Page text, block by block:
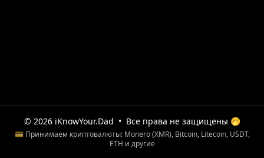
© 2026 iKnowYour.Dad • Все права не защищены 🤭
💳 Принимаем криптовалюты: Monero (XMR), Bitcoin, Litecoin, USDT,
ETH и другие